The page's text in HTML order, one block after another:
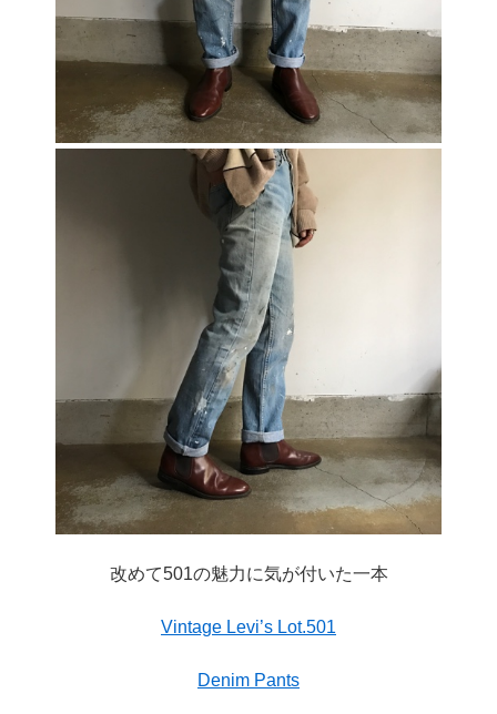
改めて501の魅力に気が付いた一本
Vintage Levi’s Lot.501
Denim Pants